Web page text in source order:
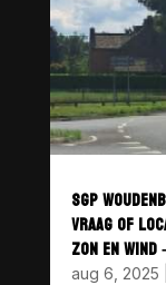
SGP
VRAAG OF
ZON EN WIND
aug 6, 2025